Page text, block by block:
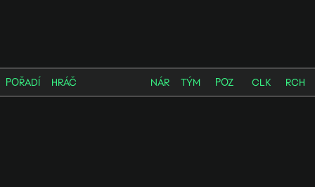
POŘADÍ HRÁČ NÁR TÝM POZ CLK RCH